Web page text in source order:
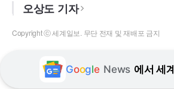
오상도 기자
Copyright ⓒ 세계일보. 무단 전재 및 재배포 금지
Google News 에서 세